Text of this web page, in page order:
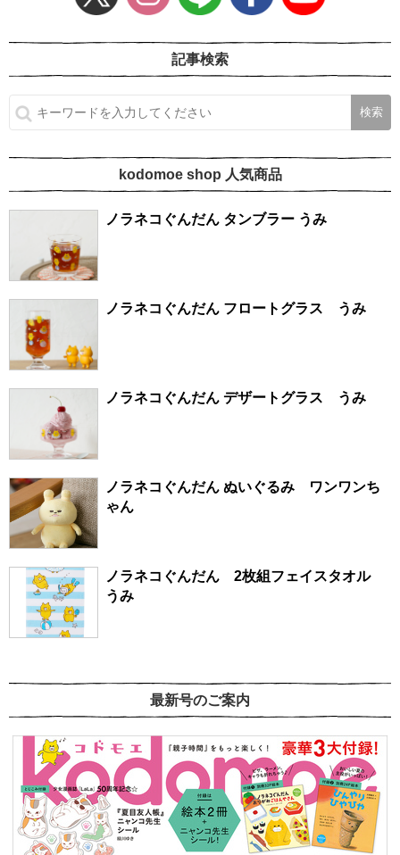
記事検索
kodomoe shop 人気商品
ノラネコぐんだん タンブラー うみ
ノラネコぐんだん フロートグラス うみ
ノラネコぐんだん デザートグラス うみ
ノラネコぐんだん ぬいぐるみ ワンワンち
ゃん
ノラネコぐんだん 2枚組フェイスタオル
うみ
最新号のご案内